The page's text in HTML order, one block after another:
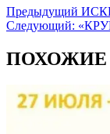
Предыдущий
Следующий:
ПОХОЖИЕ